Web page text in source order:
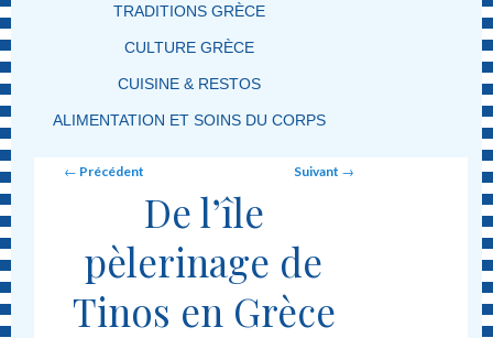
TRADITIONS GRÈCE
CULTURE GRÈCE
CUISINE & RESTOS
ALIMENTATION ET SOINS DU CORPS
Post navigation
← Précédent Suivant →
De l’île
pèlerinage de
Tinos en Grèce